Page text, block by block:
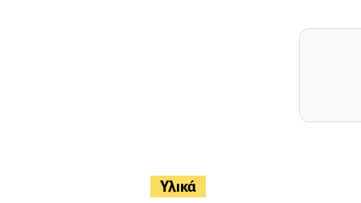
Υλικά